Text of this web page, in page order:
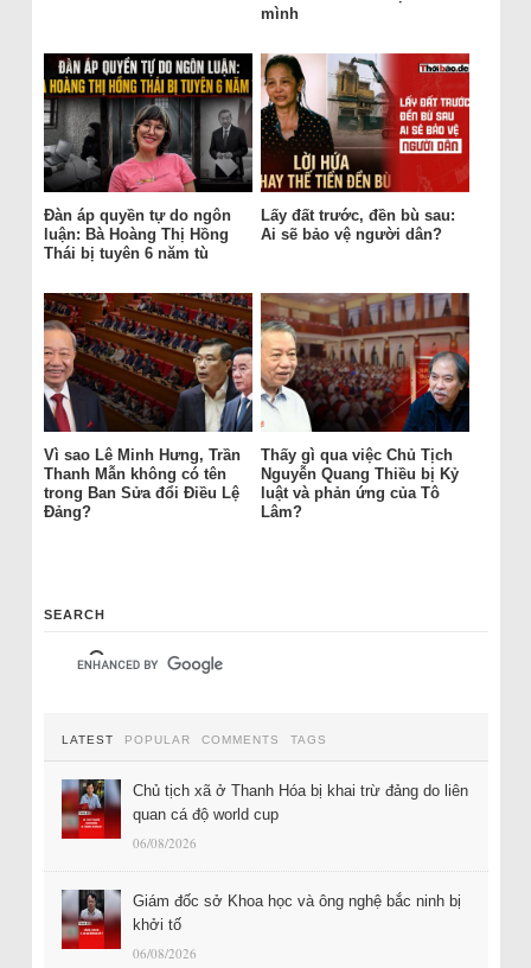
mình
Đàn áp quyền tự do ngôn
luận: Bà Hoàng Thị Hồng
Thái bị tuyên 6 năm tù
Lấy đất trước, đền bù sau:
Ai sẽ bảo vệ người dân?
Vì sao Lê Minh Hưng, Trần
Thanh Mẫn không có tên
trong Ban Sửa đổi Điều Lệ
Đảng?
Thấy gì qua việc Chủ Tịch
Nguyễn Quang Thiều bị Kỷ
luật và phản ứng của Tô
Lâm?
SEARCH
LATEST POPULAR COMMENTS TAGS
Chủ tịch xã ở Thanh Hóa bị khai trừ đảng do liên
quan cá độ world cup
06/08/2026
Giám đốc sở Khoa học và ông nghệ bắc ninh bị
khởi tố
06/08/2026